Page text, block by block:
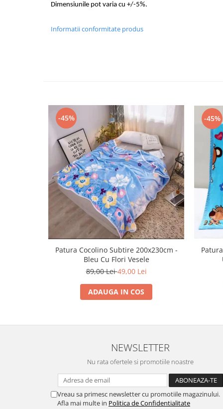
Dimensiunile pot varia cu +/-5%.
Informatii conformitate produs
-45%
Patura Cocolino Subtire 200x230cm -
Bleu Cu Flori Vesele
89,00 Lei49,00 Lei
ADAUGA IN COS
-45%
NEWSLETTER
Nu rata ofertele si promotiile noastre
Vreau sa primesc newsletter cu promotiile magazinului.
Afla mai multe in Politica de Confidentialitate